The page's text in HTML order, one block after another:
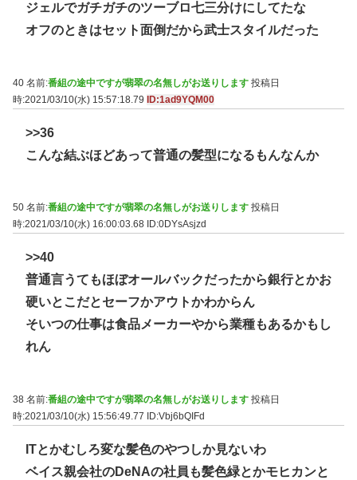
ジェルでガチガチのツーブロ七三分けにしてたな
オフのときはセット面倒だから武士スタイルだった
40 名前:番組の途中ですが翡翠の名無しがお送りします 投稿日
時:2021/03/10(水) 15:57:18.79 ID:1ad9YQM00
>>36
こんな結ぶほどあって普通の髪型になるもんなんか
50 名前:番組の途中ですが翡翠の名無しがお送りします 投稿日
時:2021/03/10(水) 16:00:03.68 ID:0DYsAsjzd
>>40
普通言うてもほぼオールバックだったから銀行とかお
硬いとこだとセーフかアウトかわからん
そいつの仕事は食品メーカーやから業種もあるかもし
れん
38 名前:番組の途中ですが翡翠の名無しがお送りします 投稿日
時:2021/03/10(水) 15:56:49.77 ID:Vbj6bQIFd
ITとかむしろ変な髪色のやつしか見ないわ
ベイス親会社のDeNAの社員も髪色緑とかモヒカンと